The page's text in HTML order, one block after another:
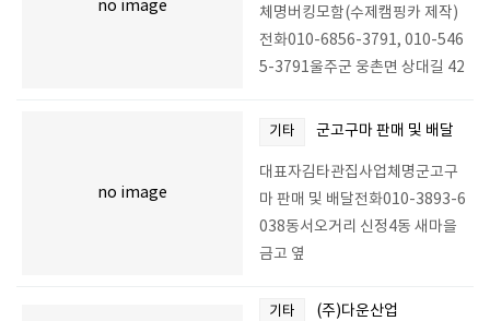
no image
체명버킹모함(수제캠핑카 제작)
전화010-6856-3791, 010-546
5-3791울주군 웅촌면 상대길 42
no image
기타 군고구마 판매 및 배달
대표자김타관집사업체명군고구
마 판매 및 배달전화010-3893-6
038동서오거리 신정4동 새마을
금고 옆
기타 (주)다운산업